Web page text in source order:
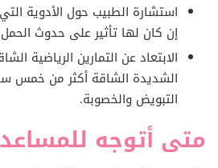
استشارة الطبيب حول الأدوية
إن كان لها تأثير على حدوث الحمل
الابتعاد عن التمارين الرياضية
الشديدة الشاقة أكثر من خمس
التبويض والخصوبة.
متى أتوجه